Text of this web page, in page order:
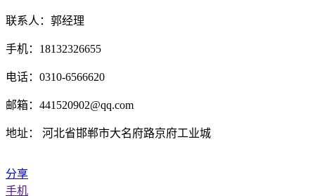
联系人：郭经理
手机：18132326655
电话：0310-6566620
邮箱：441520902@qq.com
地址： 河北省邯郸市大名府路京府工业城
分享
手机